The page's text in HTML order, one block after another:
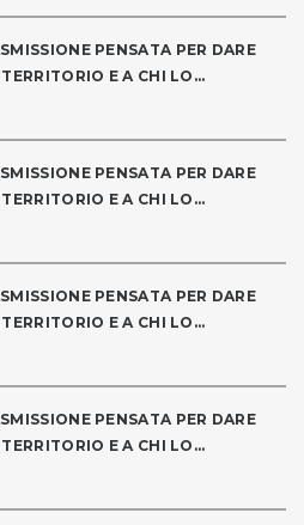
PENSATA PER DARE
E A CHI LO...
PENSATA PER DARE
E A CHI LO...
PENSATA PER DARE
E A CHI LO...
PENSATA PER DARE
E A CHI LO...